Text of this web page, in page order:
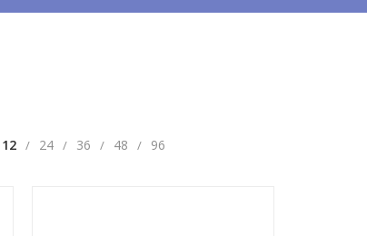
12 / 24 / 36 / 48 / 96